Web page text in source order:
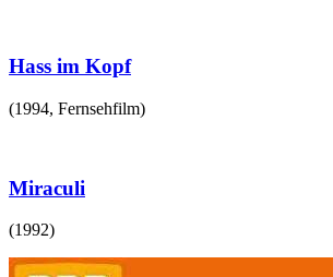
Hass im Kopf
(1994, Fernsehfilm)
Miraculi
(1992)